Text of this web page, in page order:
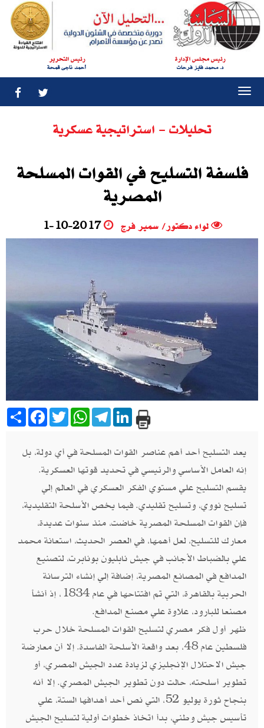
رئيس مجلس الإدارة
د. محمد فايز فرحات
رئيس التحرير
أحمد ناجى قمحة
تحليلات - استراتيجية عسكرية
فلسفة التسليح في القوات المسلحة
المصرية
لواء دكتور/ سمير فرج 1-10-2017
Share Facebook
TwitterWhatsAppTelegramLinkedIn
يعد التسليح أحد أهم عناصر القوات المسلحة في أي دولة، بل
إنه العامل الأساسي والرئيسي في تحديد قوتها العسكرية.
يقسم التسليح علي مستوي الفكر العسكري في العالم إلي
تسليح نووي، وتسليح تقليدي. فيما يخص الأسلحة التقليدية،
فإن القوات المسلحة المصرية خاضت، منذ سنوات عديدة،
معارك للتسليح، لعل أهمها، في العصر الحديث، استعانة محمد
علي بالضباط الأجانب في جيش نابليون بونابرت، لتصنيع
المدافع في المصانع المصرية، إضافة إلي إنشاء الترسانة
الحربية بالقاهرة، التي تم افتتاحها في عام 1834، إذ أنشأ
مصنعا للبارود، علاوة علي مصنع المدافع.
ظهر أول فكر مصري لتسليح القوات المسلحة خلال حرب
فلسطين عام 48، بعد واقعة الأسلحة الفاسدة. إلا أن معارضة
جيش الاحتلال الإنجليزي لزيادة عدد الجيش المصري، أو
تطوير أسلحته، حالت دون تطوير الجيش المصري. إلا أنه
بنجاح ثورة يوليو 52، التي نص أحد أهدافها الستة، علي
تأسيس جيش وطني، بدأ اتخاذ خطوات أولية لتسليح الجيش